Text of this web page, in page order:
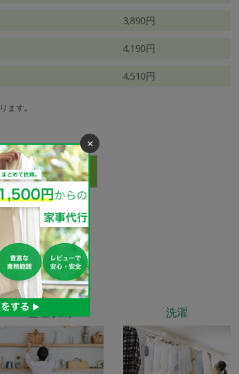
3,890円
4,190円
4,510円
ます｡
スの種類
は下記となります。
整理収納 洗濯
×